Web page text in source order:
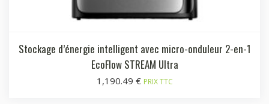
Stockage d’énergie intelligent avec micro-onduleur 2-en-1
EcoFlow STREAM Ultra
1,190.49 € PRIX TTC